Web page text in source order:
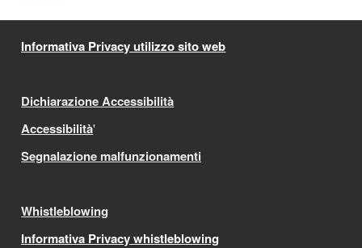
Informativa Privacy utilizzo sito web
Dichiarazione Accessibilità
Accessibilità'
Segnalazione malfunzionamenti
Whistleblowing
Informativa Privacy whistleblowing